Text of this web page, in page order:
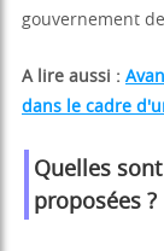
gouvernement
A lire aussi :
dans le cadre
Quelles
proposées ?